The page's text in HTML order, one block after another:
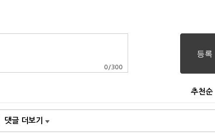
0 /300
추천순
댓글 더보기